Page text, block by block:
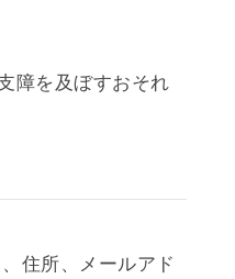
障を及ぼすおそれ
住所、メールアド